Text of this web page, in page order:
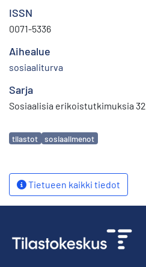
ISSN
0071-5336
Aihealue
sosiaaliturva
Sarja
Sosiaalisia erikoistutkimuksia 32
Avainsanat
tilastot sosiaalimenot
Tietueen kaikki tiedot